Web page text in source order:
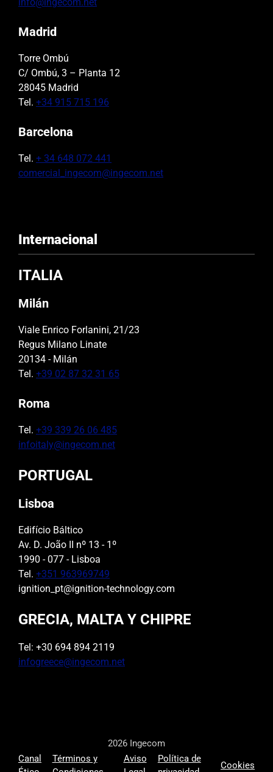
info@ingecom.net
Madrid
Torre Ombú
C/ Ombú, 3 – Planta 12
28045 Madrid
Tel. +34 915 715 196
Barcelona
Tel. + 34 648 072 441
comercial_ingecom@ingecom.net
Internacional
ITALIA
Milán
Viale Enrico Forlanini, 21/23
Regus Milano Linate
20134 - Milán
Tel. +39 02 87 32 31 65
Roma
Tel. +39 339 26 06 485
infoitaly@ingecom.net
PORTUGAL
Lisboa
Edifício Báltico
Av. D. João II nº 13 - 1º
1990 - 077 - Lisboa
Tel. +351 963969749
ignition_pt@ignition-technology.com
GRECIA, MALTA Y CHIPRE
Tel: +30 694 894 2119
infogreece@ingecom.net
2026 Ingecom
Canal
Términos y
Aviso
Política de
Cookies